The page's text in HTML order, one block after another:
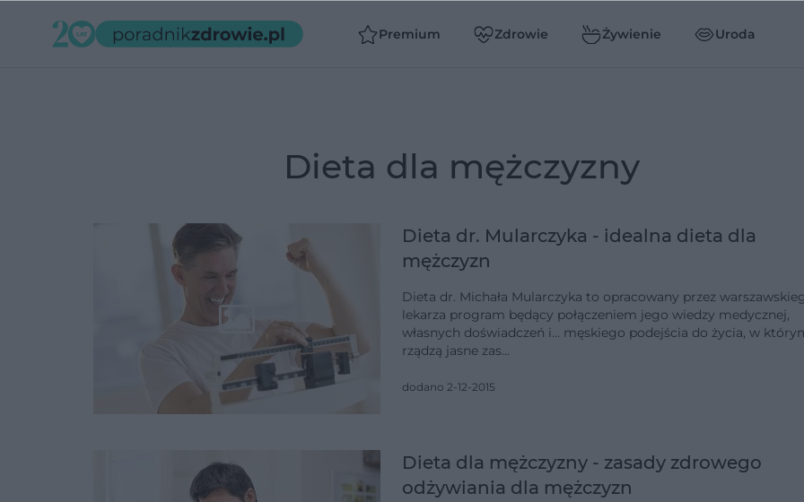
Premium Zdrowie Żywienie Uroda
dieta dla mężczyzny
Dieta dr. Mularczyka - idealna dieta dla
mężczyzn
Dieta dr. Michała Mularczyka to opracowany przez
lekarza program będący połączeniem jego wiedzy medycznej,
własnych doświadczeń i… męskiego podejścia do życia, w
rządzą jasne zas…
dodano 2-12-2015
Dieta dla mężczyzny - zasady zdrowego
odżywiania dla mężczyzn